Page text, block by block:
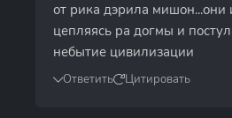
от рика дэрила мишон...они
цепляясь pа догмы и
небытие цивилизации
Ответить Цитировать